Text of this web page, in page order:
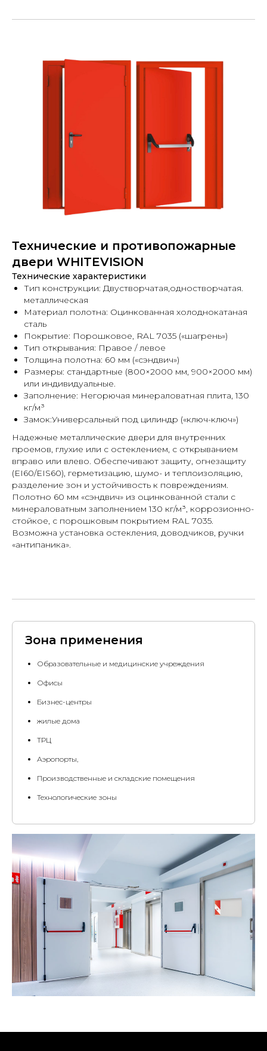
Технические и противопожарные
двери WHITEVISION
Технические характеристики
Тип конструкции: Двустворчатая,одностворчатая.
металлическая
Материал полотна: Оцинкованная холоднокатаная
сталь
Покрытие: Порошковое, RAL 7035 («шагрень»)
Тип открывания: Правое / левое
Толщина полотна: 60 мм («сэндвич»)
Размеры: стандартные (800×2000 мм, 900×2000 мм)
или индивидуальные.
Заполнение: Негорючая минераловатная плита, 130
кг/м³
Замок:Универсальный под цилиндр («ключ-ключ»)
Надежные металлические двери для внутренних
проемов, глухие или с остеклением, с открыванием
вправо или влево. Обеспечивают защиту, огнезащиту
(EI60/EIS60), герметизацию, шумо- и теплоизоляцию,
разделение зон и устойчивость к повреждениям.
Полотно 60 мм «сэндвич» из оцинкованной стали с
минераловатным заполнением 130 кг/м³, коррозионно-
стойкое, с порошковым покрытием RAL 7035.
Возможна установка остекления, доводчиков, ручки
«антипаника».
Зона применения
Образовательные и медицинские учреждения
Офисы
Бизнес-центры
жилые дома
ТРЦ
Аэропорты,
Производственные и складские помещения
Технологические зоны